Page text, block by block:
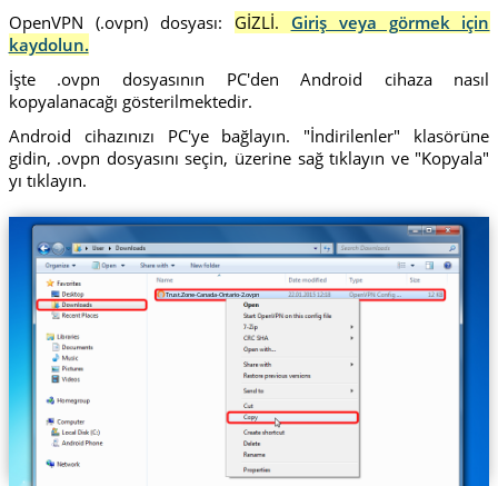
OpenVPN (.ovpn) dosyası:
GİZLİ. Giriş veya görmek için
kaydolun.
İşte .ovpn dosyasının PC'den Android cihaza nasıl
kopyalanacağı gösterilmektedir.
Android cihazınızı PC'ye bağlayın. "İndirilenler" klasörüne
gidin, .ovpn dosyasını seçin, üzerine sağ tıklayın ve "Kopyala"
yı tıklayın.
Trust.Zone-Canada-Ontario-2.ovpn